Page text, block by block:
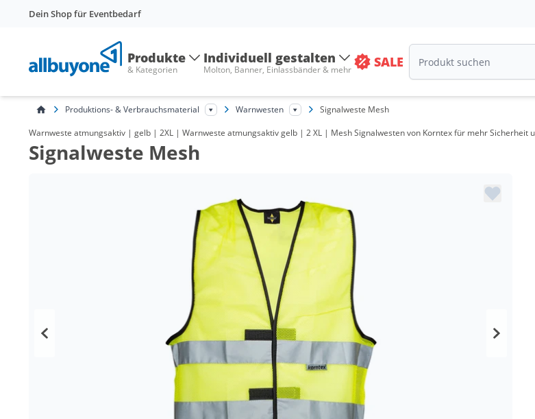
Dein Shop für Eventbedarf
Produkte
& Kategorien
Individuell gestalten
Molton, Banner, Einlassbänder & mehr SALE
Produktions- & Verbrauchsmaterial Warnwesten Signalweste Mesh
Warnweste atmungsaktiv | gelb | 2XL | Warnweste atmungsaktiv gelb | 2 XL | Mesh Signalwesten von Korntex für mehr
Signalweste Mesh